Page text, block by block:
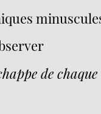
de